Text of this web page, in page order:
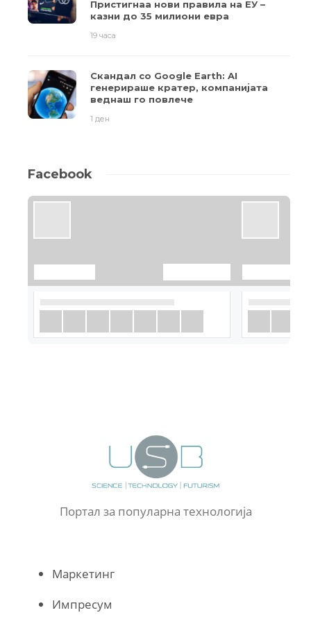
Пристигнаа нови правила на ЕУ –
казни до 35 милиони евра
19 часа
Скандал со Google Earth: AI
генерираше кратер, компанијата
веднаш го повлече
1 ден
Facebook
Портал за популарна технологија
Маркетинг
Импресум